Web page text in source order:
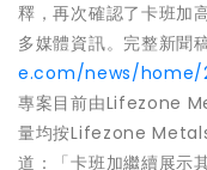
釋，再次確認了卡班加
多媒體資訊。完整新聞
e.com/news/home/
專案目前由Lifezone
量均按Lifezone
道：「卡班加繼續展示